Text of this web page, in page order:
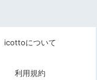
icottoについて
利用規約